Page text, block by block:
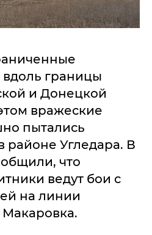
границы
и Донецкой
вражеские
пытались
районе Угледара. В
что
ведут бои с
на линии